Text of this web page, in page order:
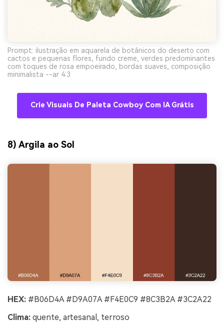
Prompt: ilustração em aquarela de botânicos do deserto com
cactos e pequenas flores, fundo creme, verdes predominantes
com toques de rosa empoeirado, bordas suaves, composição
minimalista --ar 4:3
Crie Visuais De Paleta Cowboy Com IA Grátis
8) Argila ao Sol
HEX: #B06D4A #D9A07A #F4E0C9 #8C3B2A #3C2A22
Clima: quente, artesanal, terroso